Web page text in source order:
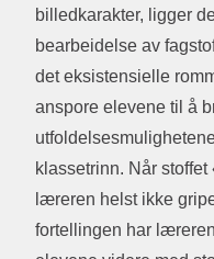
billedkarakter, ligger
bearbeidelse av
det eksistensielle
anspore elevene til å
klassetrinn. Når
læreren helst ikke
fortellingen har